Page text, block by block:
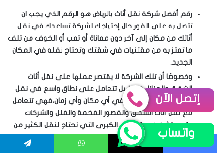
رقم أفضل شركة نقل أثاث بالرياض هو الرقم الذي يجب ان
تتصل به على الفور حال إحتياجك لشركة تساعدك في نقل
أثاثك من مكان إلى آخر دون معاناة أو تعب أو الخوف من تلف
ما تعتز به من مقتنيات في شقتك وتحتاج نقله في المكان
الجديد.
وخصوصًا أن تلك الشركة لا يقتصر عملها على نقل أثاث
الشقق والمنازل فقط بل تتعامل على نطاق واسع في نقل
كل ما تحتاج إلى نقله في أي مكان وأي زمان،فهي تتعامل
مع نقل أثاث الشقق والقصور الفخمة والفلل والشركات
والمستشفيات والفنادق الكبرى التي تحتاج لنقل الكثير من
الأثاثات الضخمة.
إتصل الآن
واتساب